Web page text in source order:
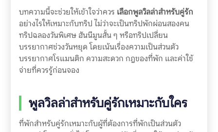
บทความนี้จะช่วยให้เข้าใจว่าควร เลือกพูลวิลล่าสำหรับคู่รัก
อย่างไรให้เหมาะกับทริป ไม่ว่าจะเป็นทริปพักผ่อนสองคน
ทริปฉลองวันพิเศษ ฮันนีมูนสั้น ๆ หรือทริปเปลี่ยน
บรรยากาศช่วงวันหยุด โดยเน้นเรื่องความเป็นส่วนตัว
บรรยากาศโรแมนติก ความสะดวก กฎของที่พัก และค่าใช้
จ่ายที่ควรรู้ก่อนจอง
พูลวิลล่าสำหรับคู่รักเหมาะกับใคร
ที่พักสำหรับคู่รักเหมาะกับผู้ที่ต้องการที่พักเป็นส่วนตัว